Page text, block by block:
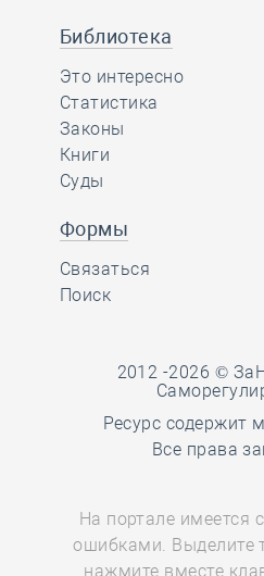
Библиотека
Это интересно
Статистика
Законы
Книги
Суды
Формы
Связаться
Поиск
2012 -2026 ©
Ресурс содержит
Все права
На портале имеется
ошибками. Выделите
нажмите вместе